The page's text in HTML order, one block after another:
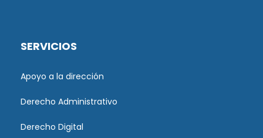
SERVICIOS
Apoyo a la dirección
Derecho Administrativo
Derecho Digital